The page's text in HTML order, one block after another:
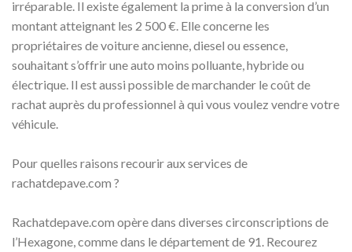
irréparable. Il existe également la prime à la conversion d’un
montant atteignant les 2 500 €. Elle concerne les
propriétaires de voiture ancienne, diesel ou essence,
souhaitant s’offrir une auto moins polluante, hybride ou
électrique. Il est aussi possible de marchander le coût de
rachat auprès du professionnel à qui vous voulez vendre votre
véhicule.
Pour quelles raisons recourir aux services de
rachatdepave.com ?
Rachatdepave.com opère dans diverses circonscriptions de
l’Hexagone, comme dans le département de 91. Recourez